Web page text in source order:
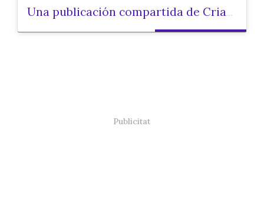
Una publicación compartida de Criar.cat (@criarcat)